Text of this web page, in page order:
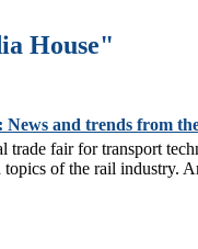
House"
and trends from
trade fair for transport
of the rail industry.